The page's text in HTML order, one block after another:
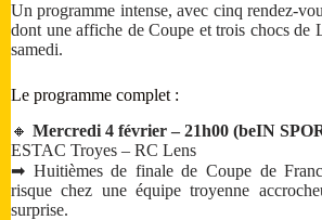
Un programme intense, avec cinq rendez-
dont une affiche de Coupe et trois chocs de
samedi.
Le programme complet :
🔸 Mercredi 4 février – 21h00 (beIN
ESTAC Troyes – RC Lens
➡ Huitièmes de finale de Coupe de
risque chez une équipe troyenne
surprise.